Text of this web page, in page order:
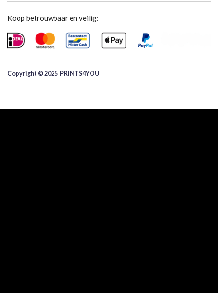
Koop betrouwbaar en veilig:
Copyright © 2025 ​PRINTS4YOU